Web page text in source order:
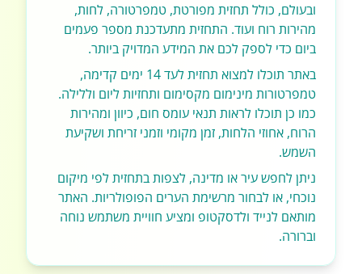
ובעולם, כולל תחזית מפורטת, טמפרטורה, לחות,
מהירות רוח ועוד. התחזית מתעדכנת מספר פעמים
ביום כדי לספק לכם את המידע המדויק ביותר.
באתר תוכלו למצוא תחזית לעד 14 ימים קדימה,
טמפרטורות מינימום מקסימום ותחזיות ליום וללילה.
כמו כן תוכלו לראות תנאי עומס חום, כיוון ומהירות
הרוח, אחוזי הלחות, זמן מקומי וזמני זריחת ושקיעת
השמש.
ניתן לחפש עיר או מדינה, לצפות בתחזית לפי מיקום
נוכחי, או לבחור מרשימת הערים הפופולריות. האתר
מותאם לנייד ולדסקטופ ומציע חוויית משתמש נוחה
וברורה.